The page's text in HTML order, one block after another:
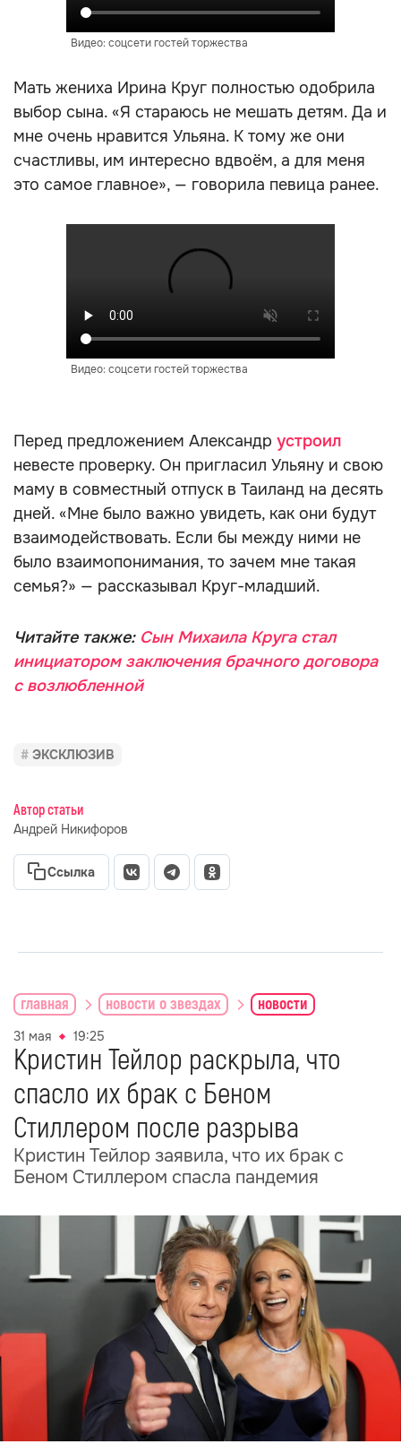
Видео: соцсети гостей торжества
Мать жениха Ирина Круг полностью одобрила
выбор сына. «Я стараюсь не мешать детям. Да и
мне очень нравится Ульяна. К тому же они
счастливы, им интересно вдвоём, а для меня
это самое главное», — говорила певица ранее.
Видео: соцсети гостей торжества
Перед предложением Александр устроил
невесте проверку. Он пригласил Ульяну и свою
маму в совместный отпуск в Таиланд на десять
дней. «Мне было важно увидеть, как они будут
взаимодействовать. Если бы между ними не
было взаимопонимания, то зачем мне такая
семья?» — рассказывал Круг-младший.
Читайте также: Сын Михаила Круга стал
инициатором заключения брачного договора
с возлюбленной
ЭКСКЛЮЗИВ
Автор статьи
Андрей Никифоров
Ссылка
главная новости о звездах новости
31 мая 19:25
Кристин Тейлор раскрыла, что
спасло их брак с Беном
Стиллером после разрыва
Кристин Тейлор заявила, что их брак с
Беном Стиллером спасла пандемия